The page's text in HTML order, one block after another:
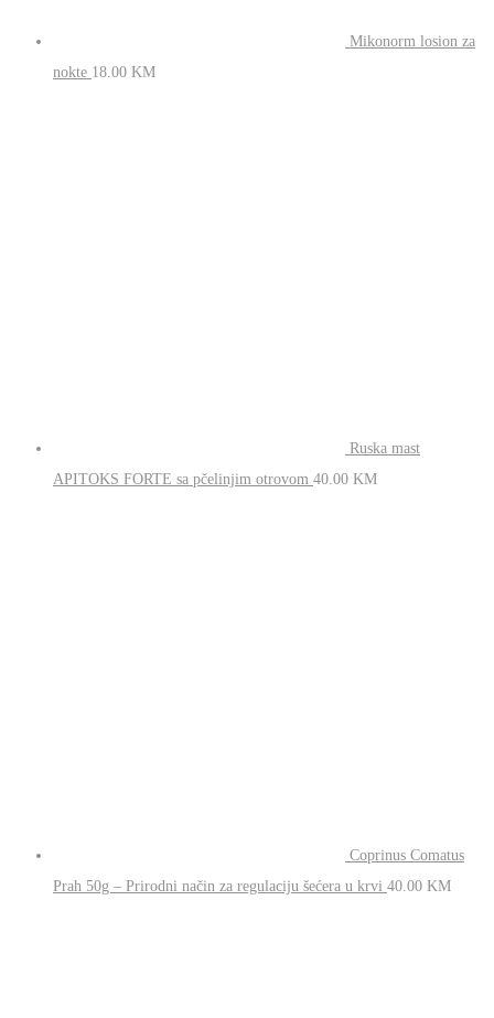
Mikonorm losion za
nokte 18.00 KM
Ruska mast
APITOKS FORTE sa pčelinjim otrovom 40.00 KM
Coprinus Comatus
Prah 50g – Prirodni način za regulaciju šećera u krvi 40.00 KM